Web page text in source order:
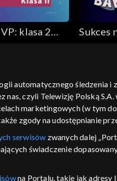
klasa 2
Sukces
kontakt voucher
automatycznego śledzenia
czyli Telewizję Polską
marketingowych (w tym
zgody na udostępnianie
serwisów zwanych dalej
świadczenie
na Portalu, takie jak adresy